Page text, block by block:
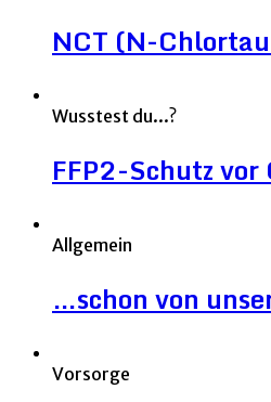
NCT (N-
Wusstest du...?
FFP2-Schutz
Allgemein
…schon von
Vorsorge